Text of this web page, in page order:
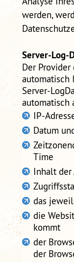
werden,
Server-Log-
Der
automatisch
Server-
automatisch
IP-
Datum
Time
Inhalt der
das
die
kommt
der
der